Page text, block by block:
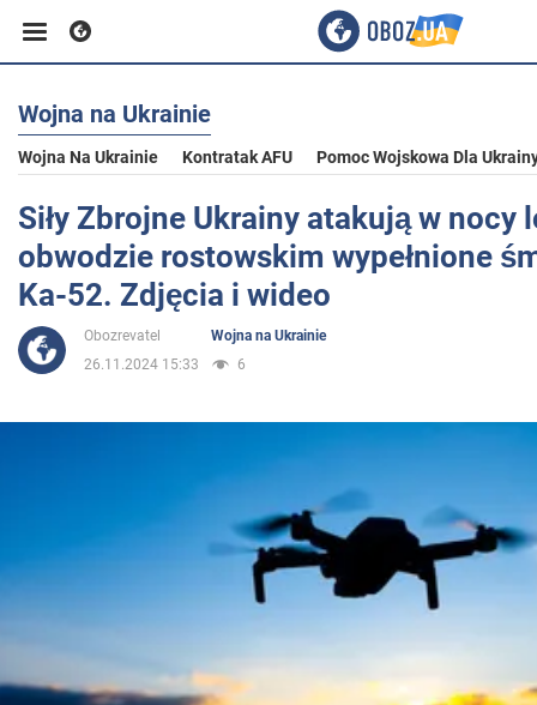
Biznes
Sport
Rozrywka
Życie
Wojna na Ukrainie
Wojna Na Ukrainie Kontratak AFU Pomoc Wojskowa Dla
Siły Zbrojne Ukrainy atakują w nocy
obwodzie rostowskim wypełnione
Ka-52. Zdjęcia i wideo
Obozrevatel
Wojna na Ukrainie
26.11.2024 15:33
6